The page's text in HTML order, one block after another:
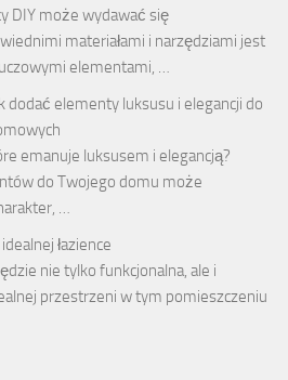
DIY może wydawać się
materiałami i narzędziami jest
elementami, …
dodać elementy luksusu i elegancji do
emanuje luksusem i elegancją?
do Twojego domu może
…
łazience
nie tylko funkcjonalna, ale i
przestrzeni w tym pomieszczeniu